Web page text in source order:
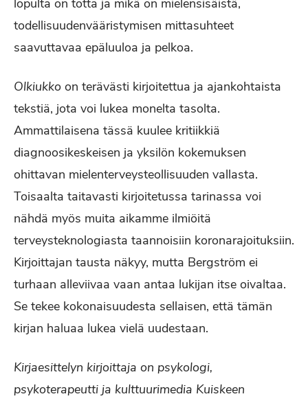
todellisuudenvääristymisen mittasuhteet
saavuttavaa epäluuloa ja pelkoa.
Olkiukko on terävästi kirjoitettua ja ajankohtaista
tekstiä, jota voi lukea monelta tasolta.
Ammattilaisena tässä kuulee kritiikkiä
diagnoosikeskeisen ja yksilön kokemuksen
ohittavan mielenterveysteollisuuden vallasta.
Toisaalta taitavasti kirjoitetussa tarinassa voi
nähdä myös muita aikamme ilmiöitä
terveysteknologiasta taannoisiin koronarajoituksiin.
Kirjoittajan tausta näkyy, mutta Bergström ei
turhaan alleviivaa vaan antaa lukijan itse oivaltaa.
Se tekee kokonaisuudesta sellaisen, että tämän
kirjan haluaa lukea vielä uudestaan.
Kirjaesittelyn kirjoittaja on psykologi,
psykoterapeutti ja kulttuurimedia Kuiskeen